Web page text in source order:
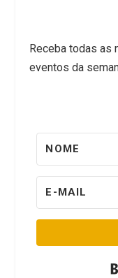
Receba todas as
eventos da